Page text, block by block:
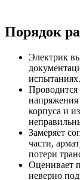
Порядок
Электрик
испытаниях.
Проводится
напряжения
корпуса и
Замеряет
части,
потери
Оценивает
неверно